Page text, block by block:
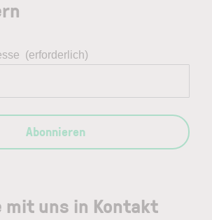
mit uns in Kontakt
(erforderlich)
Abonnieren